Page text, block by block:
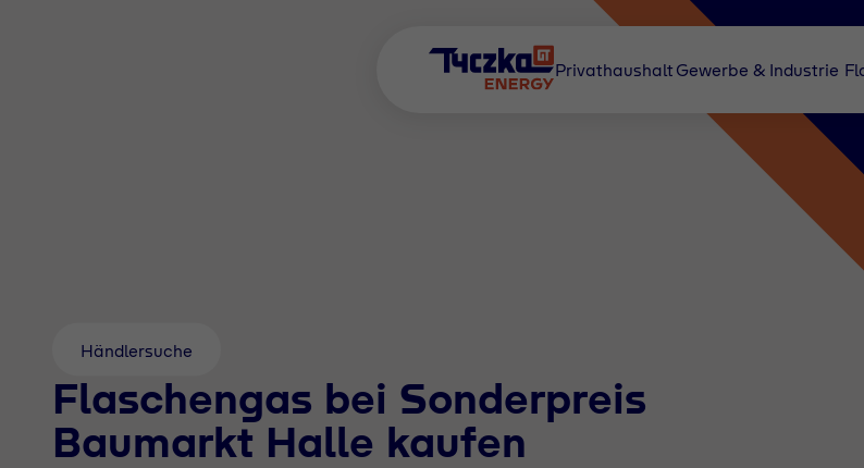
Privathaushalt Gewerbe & Industrie
Händlersuche
Flaschengas bei Sonderpreis
Baumarkt Halle kaufen